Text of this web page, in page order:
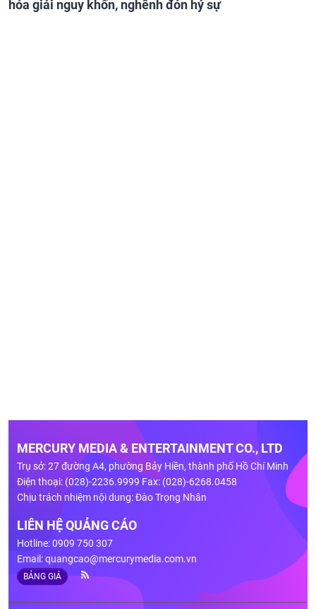
hóa giải nguy khốn, nghênh đón hỷ sự
MERCURY MEDIA & ENTERTAINMENT CO., LTD
Trụ sở: 27 đường A4, phường Bảy Hiền, thành phố Hồ Chí Minh
Điện thoại: (028)-2236.9999 Fax: (028)-6268.0458
Chịu trách nhiệm nội dung: Đào Trọng Nhân
LIÊN HỆ QUẢNG CÁO
Hotline: 0909 750 307
Email:quangcao@mercurymedia.com.vn
BẢNG GIÁ